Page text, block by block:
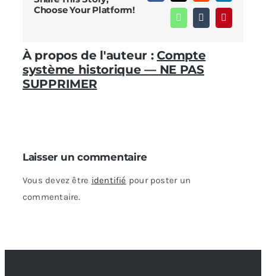
Choose Your Platform!
WhatsApp
TumblrPinterest
À propos de l'auteur :Compte
système historique — NE PAS
SUPPRIMER
Laisser un commentaire
Vous devez être identifié pour poster un
commentaire.